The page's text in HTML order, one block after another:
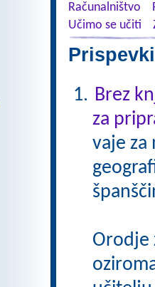
Računalništvo
Učimo se učiti
Brez
za
vaje za
Orodje